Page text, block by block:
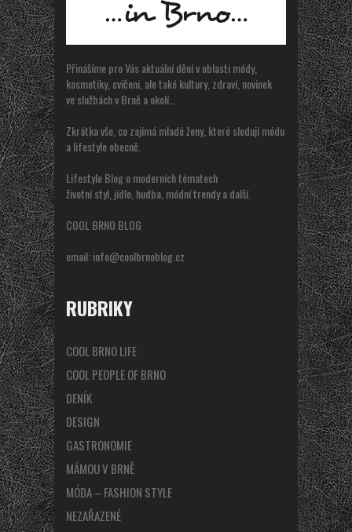
Přinášíme pro Vás aktuální dění v oblasti módy,
kosmetiky, cvičeni, ale také kultury, zdraví, novinek
ve službách v Brně a okolí…
Zkrátka vše, co zajímá mladé ženy, které sledují módu
a lifestyle obecně.
Lifestyle Blog o moderních tématech
životní styl, jídlo, hudba, módní trendy a další.
COOL BRNO BLOG
email:info@coolbrnoblog.cz
RUBRIKY
COOL BRNO LIFE
COOL PEOPLE OF BRNO
DENÍK
DESIGN
GASTRONOMIE
MÁMOU V BRNĚ
MÓDA – FASHION STYLE
NEZAŘAZENÉ